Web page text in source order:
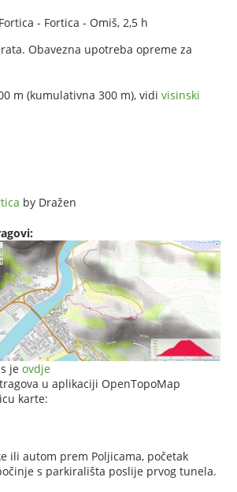
- Fortica - Omiš, 2,5 h
Obavezna upotreba opreme za
m (kumulativna 300 m), vidivisinski
by Dražen
jeovdje
u aplikaciji OpenTopoMap
karte:
ili autom prem Poljicama, početak
s parkirališta poslije prvog tunela.